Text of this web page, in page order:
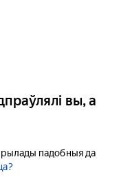
вы, а
падобныя да